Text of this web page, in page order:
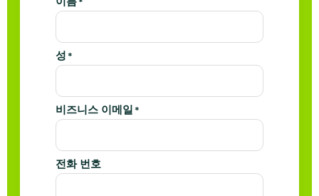
성 *
비즈니스 이메일 *
전화 번호